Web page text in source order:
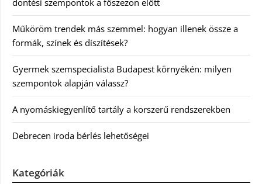
döntési szempontok a főszezon előtt
Műköröm trendek más szemmel: hogyan illenek össze a
formák, színek és díszítések?
Gyermek szemspecialista Budapest környékén: milyen
szempontok alapján válassz?
A nyomáskiegyenlítő tartály a korszerű rendszerekben
Debrecen iroda bérlés lehetőségei
Kategóriák